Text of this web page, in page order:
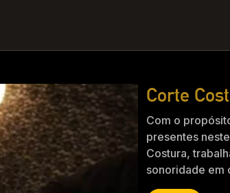
Corte
Com o
presentes
Costura,
sonoridade em